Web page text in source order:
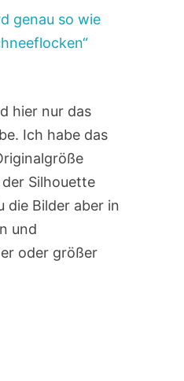
genau so wie
hier nur das
Ich habe das
Silhouette
die Bilder aber in
und
oder größer